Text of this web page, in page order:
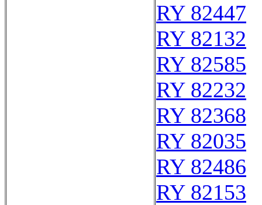
RY 82447
RY 82132
RY 82585
RY 82232
RY 82368
RY 82035
RY 82486
RY 82153